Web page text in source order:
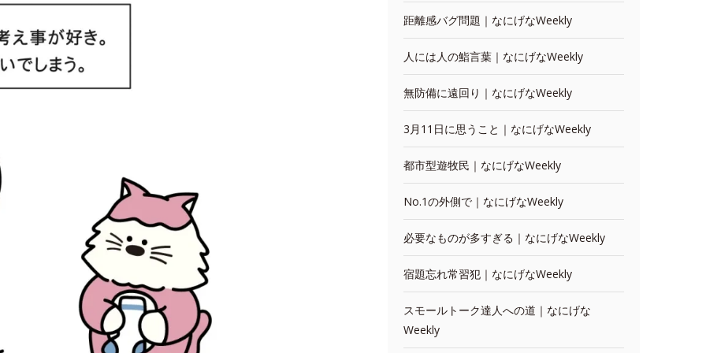
距離感バグ問題｜なにげなWeekly
人には人の鮨言葉｜なにげなWeekly
無防備に遠回り｜なにげなWeekly
3月11日に思うこと｜なにげなWeekly
都市型遊牧民｜なにげなWeekly
No.1の外側で｜なにげなWeekly
必要なものが多すぎる｜なにげなWeekly
宿題忘れ常習犯｜なにげなWeekly
スモールトーク達人への道｜なにげな
Weekly